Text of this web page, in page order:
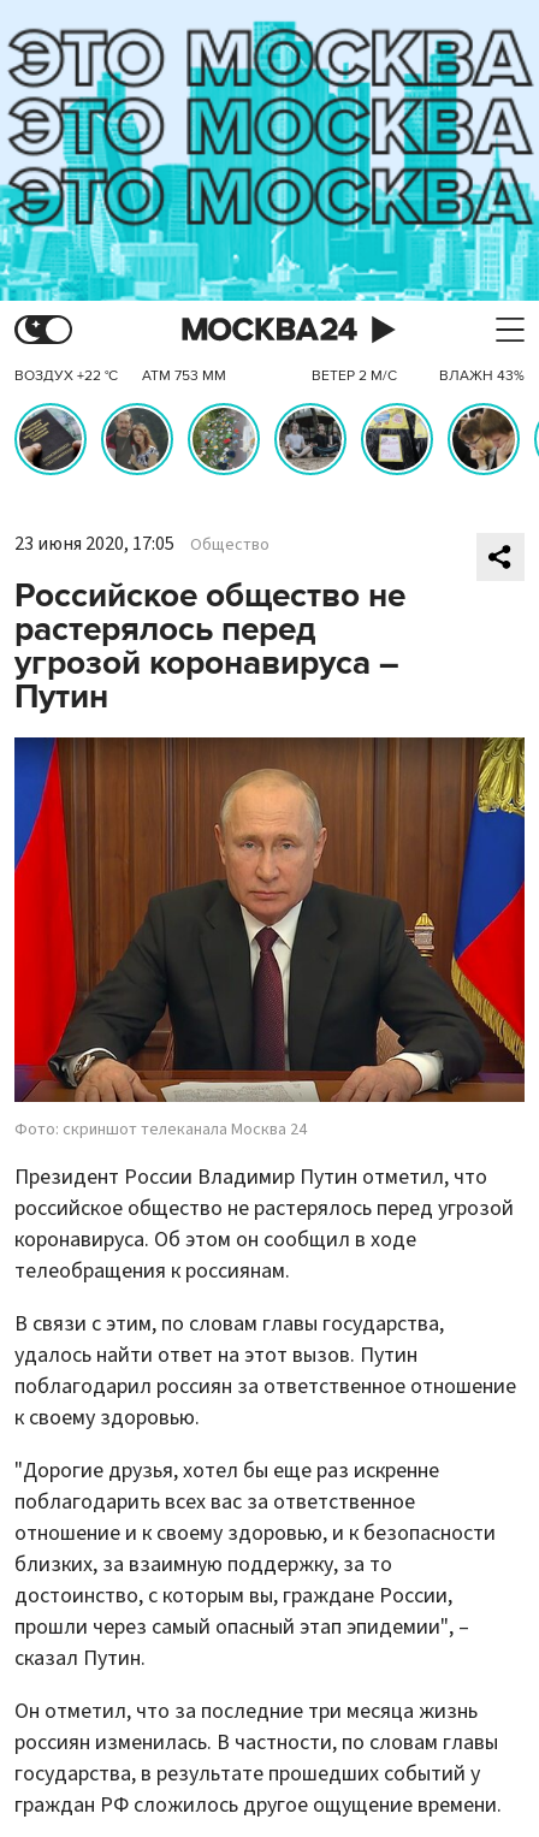
ВОЗДУХ +22 °C АТМ 753 ММ ВЕТЕР 2 М/С ВЛАЖН 43%
23 июня 2020, 17:05 Общество
Российское общество не
растерялось перед
угрозой коронавируса –
Путин
Фото: скриншот телеканала Москва 24
Президент России Владимир Путин отметил, что
российское общество не растерялось перед угрозой
коронавируса. Об этом он сообщил в ходе
телеобращения к россиянам.
В связи с этим, по словам главы государства,
удалось найти ответ на этот вызов. Путин
поблагодарил россиян за ответственное отношение
к своему здоровью.
"Дорогие друзья, хотел бы еще раз искренне
поблагодарить всех вас за ответственное
отношение и к своему здоровью, и к безопасности
близких, за взаимную поддержку, за то
достоинство, с которым вы, граждане России,
прошли через самый опасный этап эпидемии", –
сказал Путин.
Он отметил, что за последние три месяца жизнь
россиян изменилась. В частности, по словам главы
государства, в результате прошедших событий у
граждан РФ сложилось другое ощущение времени.